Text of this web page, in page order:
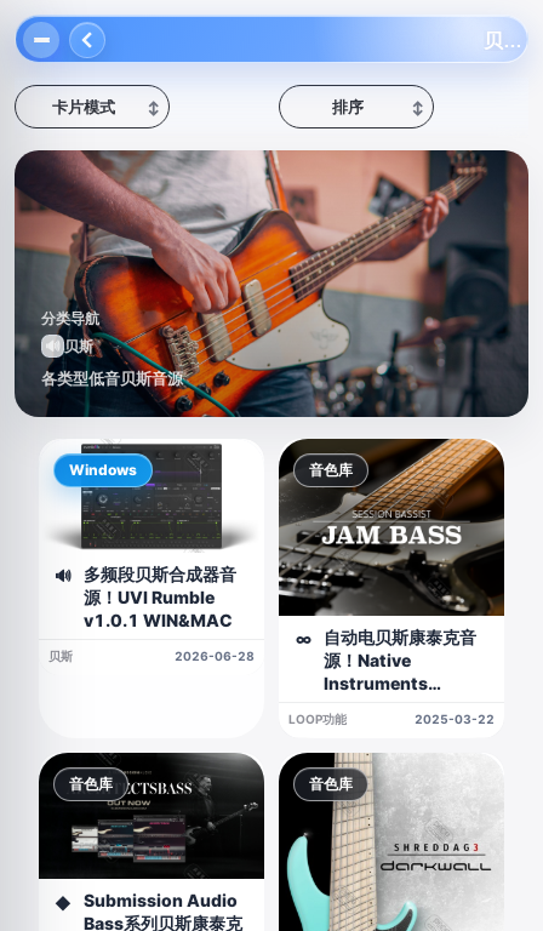
卡片模式 ↕ 排序 ↕
分类导航
🔊 贝斯
各类型低音贝斯音源
🔊
多频段贝斯合成器音
源！UVI Rumble
v1.0.1 WIN&MAC
贝斯 2026-06-28
Windows
∞
自动电贝斯康泰克音
源！Native
Instruments
Bass v1.0.1
KONTAKT
LOOP功能 2025-03-22
音色库
◆
Submission Audio
Bass系列贝斯康泰克
音色库 音色库
贝斯